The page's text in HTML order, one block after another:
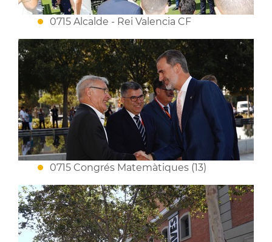
0715 Alcalde - Rei Valencia CF
0715 Congrés Matemàtiques (13)